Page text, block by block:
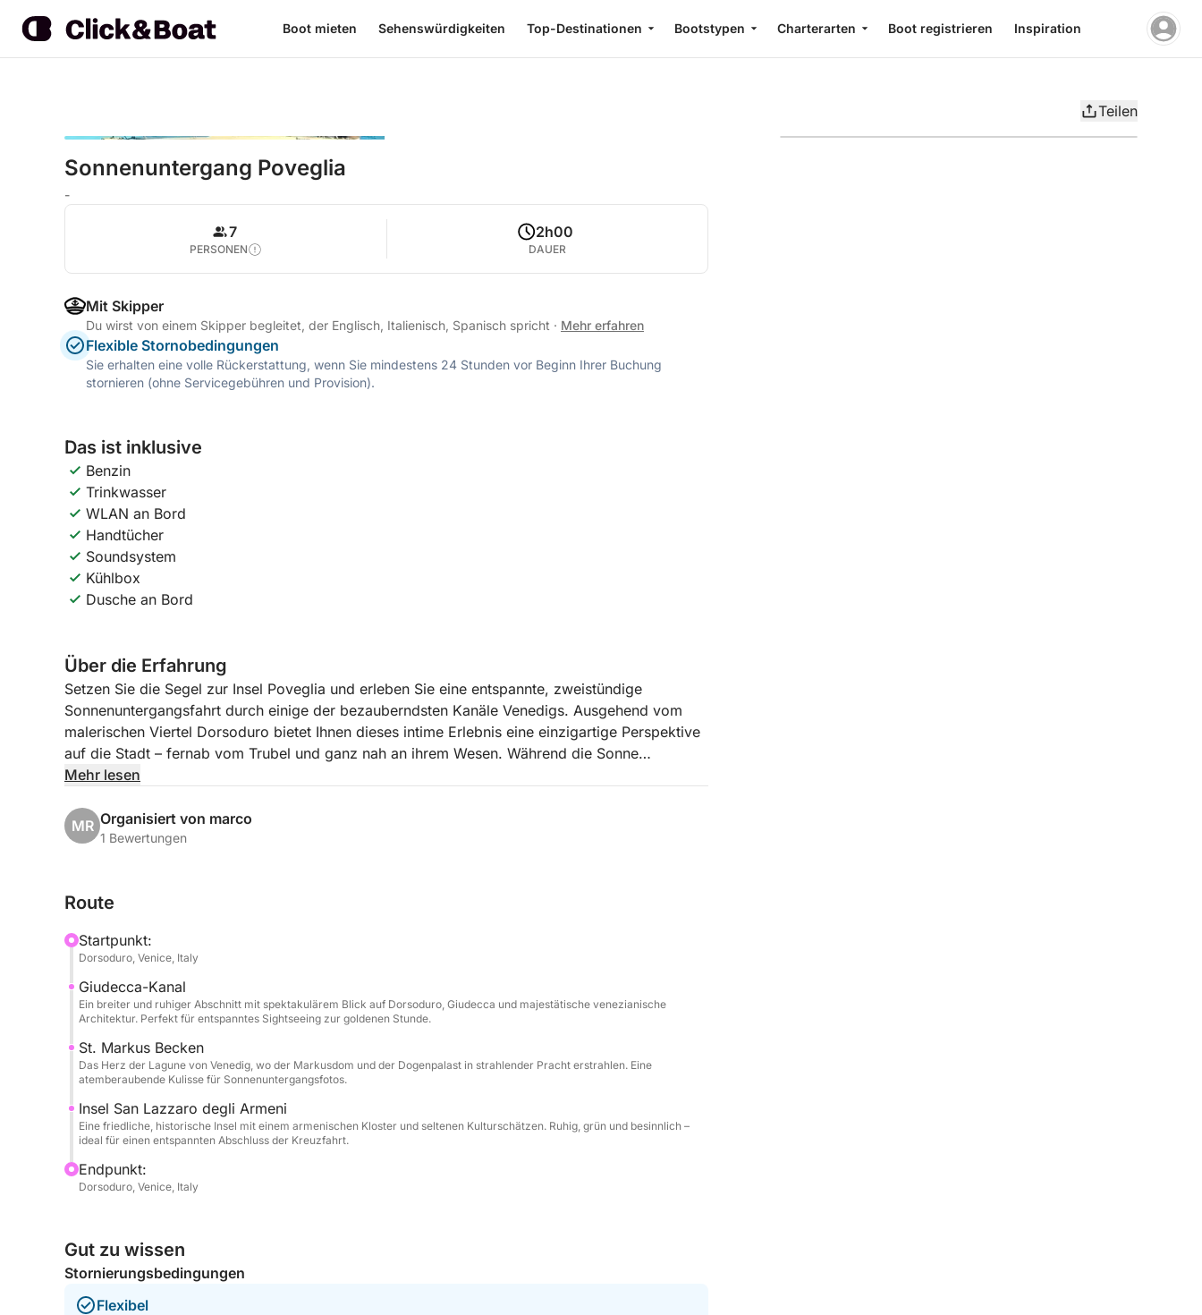
Boot mieten Sehenswürdigkeiten Top-Destinationen Bootstypen Charterarten Boot registrieren Inspiration
Teilen
Sonnenuntergang Poveglia
-
7
PERSONEN
2h00
DAUER
Mit Skipper
Du wirst von einem Skipper begleitet, der Englisch, Italienisch, Spanisch spricht · Mehr erfahren
Flexible Stornobedingungen
Sie erhalten eine volle Rückerstattung, wenn Sie mindestens 24 Stunden vor Beginn Ihrer Buchung
stornieren (ohne Servicegebühren und Provision).
Das ist inklusive
Benzin
Trinkwasser
WLAN an Bord
Handtücher
Soundsystem
Kühlbox
Dusche an Bord
Über die Erfahrung
Setzen Sie die Segel zur Insel Poveglia und erleben Sie eine entspannte, zweistündige
Sonnenuntergangsfahrt durch einige der bezauberndsten Kanäle Venedigs. Ausgehend vom
malerischen Viertel Dorsoduro bietet Ihnen dieses intime Erlebnis eine einzigartige Perspektive
auf die Stadt – fernab vom Trubel und ganz nah an ihrem Wesen. Während die Sonne
untergeht, gleitet das Boot durch die ruhigen Kanäle und das offene Wasser der Lagune und
Gemeinsam mit Ihrem Kapitän erkunden Sie weniger bekannte Winkel und entdecken die reiche
friedlichen Stopp nahe der Insel Poveglia. Ideal für Paare, Fotografen und alle Venedig-
im Sonnenuntergang zu bewundern.
Mehr lesen
MR Organisiert von marco
1 Bewertungen
Route
Startpunkt:
Dorsoduro, Venice, Italy
Giudecca-Kanal
Ein breiter und ruhiger Abschnitt mit spektakulärem Blick auf Dorsoduro, Giudecca und majestätische venezianische
Architektur. Perfekt für entspanntes Sightseeing zur goldenen Stunde.
St. Markus Becken
Das Herz der Lagune von Venedig, wo der Markusdom und der Dogenpalast in strahlender Pracht erstrahlen. Eine
atemberaubende Kulisse für Sonnenuntergangsfotos.
Insel San Lazzaro degli Armeni
Eine friedliche, historische Insel mit einem armenischen Kloster und seltenen Kulturschätzen. Ruhig, grün und besinnlich –
ideal für einen entspannten Abschluss der Kreuzfahrt.
Endpunkt:
Dorsoduro, Venice, Italy
Gut zu wissen
Stornierungsbedingungen
Flexibel